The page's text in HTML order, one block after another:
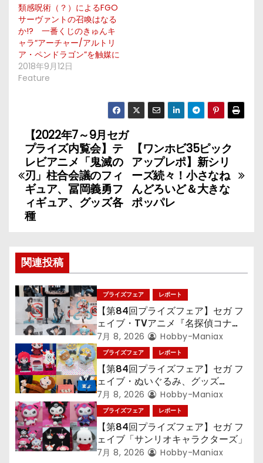
類感呪術（？）によるFGO
サーヴァントの召喚はなる
か!? 一番くじのきゅんキ
ャラ“アーチャー/アルトリ
ア・ペンドラゴン”を触媒に
2018年9月12日
Feature
投
稿
ナ
ビ
ー
シ
ョ
ン
【ワンホビ35ピック
アップレポ】新シリ
ーズ続々！小さなね
んどろいど＆大きな
ポッパレ
【2022年7～9月セガ
プライズ内覧会】テ
レビアニメ「鬼滅の
刃」柱合会議のフィ
ギュア、冨岡義勇フ
ィギュア、グッズ各
種
関連投稿
プライズフェア レポート
【第84回プライズフェア】セガ フ
ェイブ・TVアニメ『名探偵コナ
ン』TVアニメ『呪術廻戦』『〈物
語〉シリーズ』「初音ミク」
7月 8, 2026 Hobby-Maniax
プライズフェア レポート
【第84回プライズフェア】セガ フ
ェイブ・ぬいぐるみ、グッズ
『LiSA』『ミニオン』『おさるの
ジョージ』『ポケットモンスター』
7月 8, 2026 Hobby-Maniax
プライズフェア レポート
【第84回プライズフェア】セガ フ
ェイブ「サンリオキャラクターズ」
7月 8, 2026 Hobby-Maniax